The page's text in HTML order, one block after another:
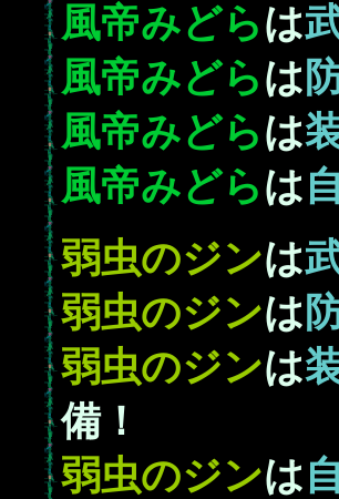
風帝みどらは
風帝みどらは
風帝みどらは
風帝みどらは
弱虫のジンは
弱虫のジンは
弱虫のジンは
備！
弱虫のジンは